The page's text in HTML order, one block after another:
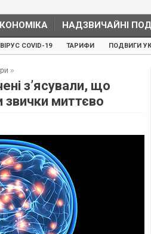
НАДЗВИЧАЙНІ
COVID-19 ТАРИФИ ПОДВИГИ
»
з’ясували, що
миттєво